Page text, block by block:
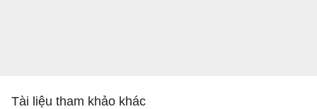
Tài liệu tham khảo khác